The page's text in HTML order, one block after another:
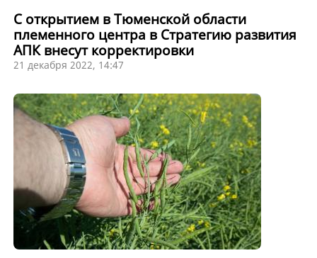
С открытием в Тюменской области
племенного центра в Стратегию развития
АПК внесут корректировки
21 декабря 2022, 14:47